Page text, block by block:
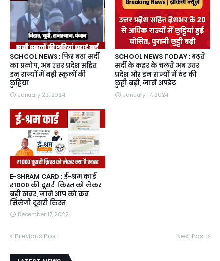
SCHOOL NEWS : फिर बढ़ा सर्दी
का प्रकोप, अब उत्तर प्रदेश सहित
इन राज्यों में बढ़ी स्कूलों की
छुट्टियां
January 22, 2024
SCHOOL NEWS TODAY : बढ़ते
सर्दी के कहर के चलते अब उत्तर
प्रदेश और इन राज्यों में ठंड की
छुट्टी बढ़ी, जानें अपडेट
January 17, 2024
E-SHRAM CARD : ई-श्रम कार्ड
₹1000 की दूसरी किस्त को लेकर
बड़ी खबर, जानें आप को कब
मिलेगी दूसरी किस्त
December 17, 2022
Previous Post Next Post